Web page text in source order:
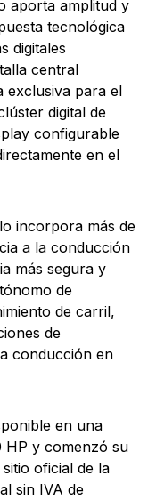
aporta amplitud y
tecnológica
digitales
central
exclusiva para el
digital de
configurable
en el
incorpora más de
a la conducción
más segura y
de
de carril,
de
conducción en
en una
HP y comenzó su
oficial de la
sin IVA de